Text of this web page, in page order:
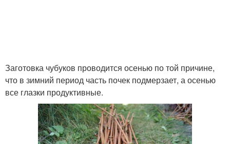
Заготовка чубуков проводится осенью по той причине,
что в зимний период часть почек подмерзает, а осенью
все глазки продуктивные.